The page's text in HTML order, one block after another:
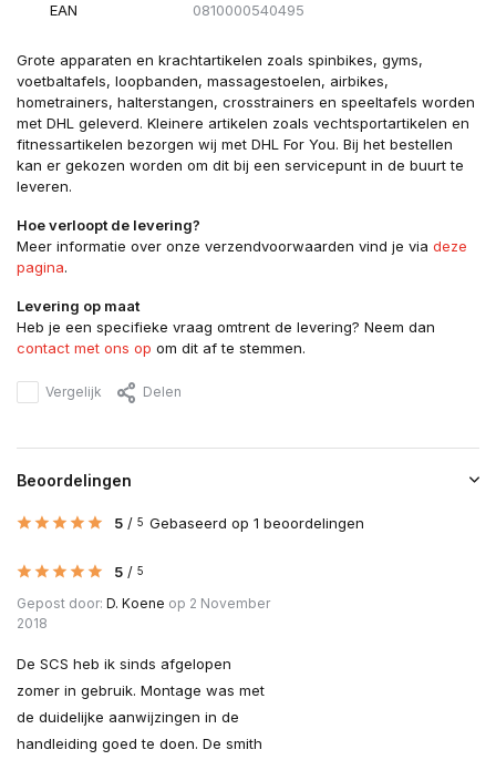
EAN 0810000540495
Grote apparaten en krachtartikelen zoals spinbikes, gyms,
voetbaltafels, loopbanden, massagestoelen, airbikes,
hometrainers, halterstangen, crosstrainers en speeltafels worden
met DHL geleverd. Kleinere artikelen zoals vechtsportartikelen en
fitnessartikelen bezorgen wij met DHL For You. Bij het bestellen
kan er gekozen worden om dit bij een servicepunt in de buurt te
leveren.
Hoe verloopt de levering?
Meer informatie over onze verzendvoorwaarden vind je via deze
pagina.
Levering op maat
Heb je een specifieke vraag omtrent de levering? Neem dan
contact met ons op om dit af te stemmen.
Vergelijk Delen
Beoordelingen
5 / 5 Gebaseerd op 1 beoordelingen
5 / 5
Gepost door: D. Koene op 2 November
2018
De SCS heb ik sinds afgelopen
zomer in gebruik. Montage was met
de duidelijke aanwijzingen in de
handleiding goed te doen. De smith